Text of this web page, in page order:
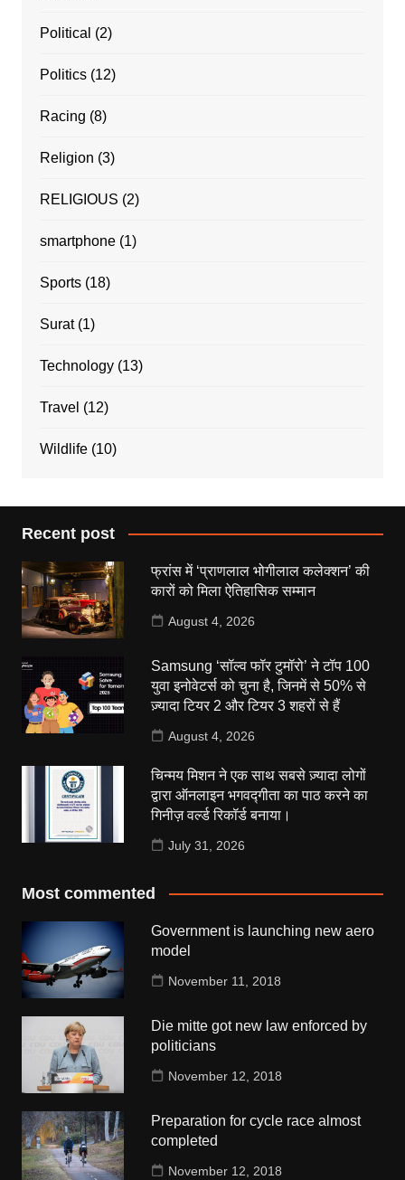
Political (2)
Politics(12)
Racing (8)
Religion (3)
RELIGIOUS (2)
smartphone(1)
Sports(18)
Surat(1)
Technology(13)
Travel (12)
Wildlife(10)
Recent post
फ्रांस में ‘प्राणलाल भोगीलाल कलेक्शन’ की
कारों को मिला ऐतिहासिक सम्मान
August 4, 2026
Samsung ‘सॉल्व फॉर टुमॉरो’ ने टॉप 100
युवा इनोवेटर्स को चुना है, जिनमें से 50% से
ज़्यादा टियर 2 और टियर 3 शहरों से हैं
August 4, 2026
चिन्मय मिशन ने एक साथ सबसे ज़्यादा लोगों
द्वारा ऑनलाइन भगवद्गीता का पाठ करने का
गिनीज़ वर्ल्ड रिकॉर्ड बनाया।
July 31, 2026
Most commented
Government is launching new aero
model
November 11, 2018
Die mitte got new law enforced by
politicians
November 12, 2018
Preparation for cycle race almost
completed
November 12, 2018